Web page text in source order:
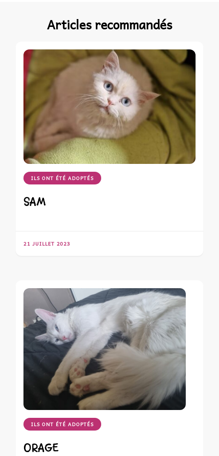
Articles recommandés
ILS ONT ÉTÉ ADOPTÉS
SAM
21 JUILLET 2023
ILS ONT ÉTÉ ADOPTÉS
ORAGE